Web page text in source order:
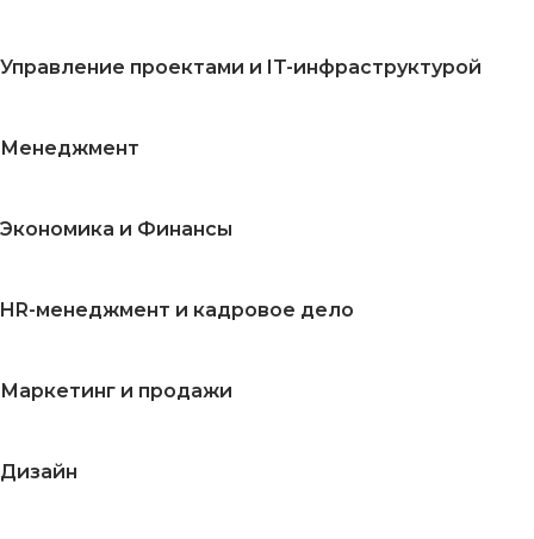
Управление проектами и IT-инфраструктурой
Менеджмент
Экономика и Финансы
HR-менеджмент и кадровое дело
Маркетинг и продажи
Дизайн